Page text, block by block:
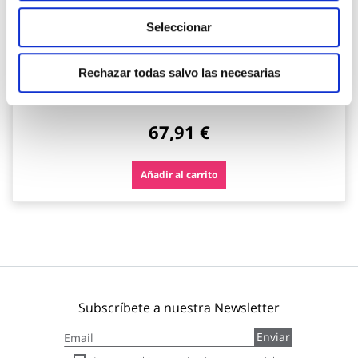
Seleccionar
Rechazar todas salvo las necesarias
Secador de rizos my pro diffon df1300 700 w bellissima
Bellissima
67,91 €
Añadir al carrito
Subscríbete a nuestra Newsletter
a
nuestro
Enviar